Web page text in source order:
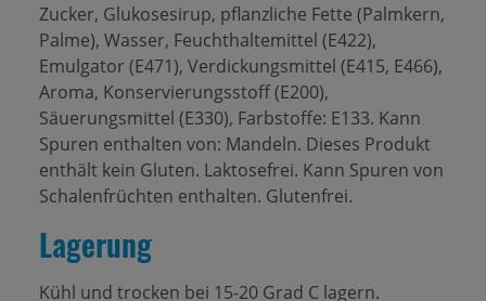
Zucker, Glukosesirup, pflanzliche Fette (Palmkern,
Palme), Wasser, Feuchthaltemittel (E422),
Emulgator (E471), Verdickungsmittel (E415, E466),
Aroma, Konservierungsstoff (E200),
Säuerungsmittel (E330), Farbstoffe: E133. Kann
Spuren enthalten von: Mandeln. Dieses Produkt
enthält kein Gluten. Laktosefrei. Kann Spuren von
Schalenfrüchten enthalten. Glutenfrei.
Lagerung
Kühl und trocken bei 15-20 Grad C lagern.